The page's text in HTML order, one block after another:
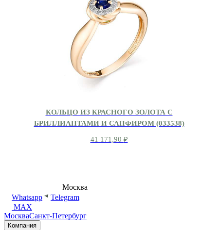
КОЛЬЦО ИЗ КРАСНОГО ЗОЛОТА С
БРИЛЛИАНТАМИ И САПФИРОМ (033538)
41 171,90 ₽
Москва
Whatsapp
Telegram
MAX
МоскваСанкт-Петербург
Компания